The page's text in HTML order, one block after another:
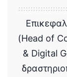
(Head of
& Digital